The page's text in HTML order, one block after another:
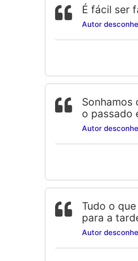
É fácil ser
Autor
Sonhamos
o passado
Autor
Tudo o
para a
Autor